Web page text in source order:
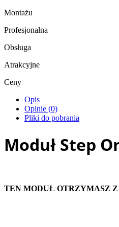
Montażu
Profesjonalna
Obsługa
Atrakcyjne
Ceny
Opis
Opinie (0)
Pliki do pobrania
Moduł Step
TEN MODUŁ OTRZYMASZ